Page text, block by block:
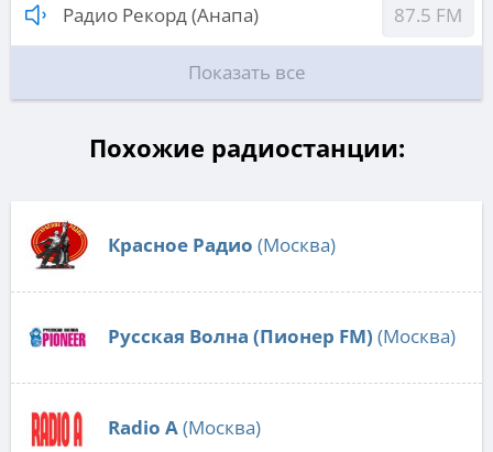
Радио Рекорд (Анапа) 87.5 FM
Показать все
Похожие радиостанции:
Красное Радио (Москва)
Русская Волна (Пионер FM) (Москва)
Radio А(Москва)